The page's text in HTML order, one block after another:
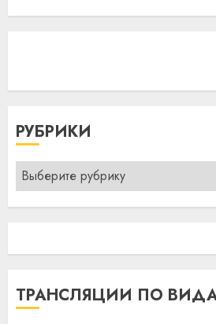
РУБРИКИ
Рубрики
ТРАНСЛЯЦИИ ПО